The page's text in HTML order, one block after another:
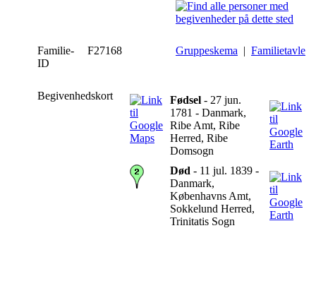
Familie-
ID
F27168 Gruppeskema | Familietavle
Begivenhedskort Fødsel - 27 jun.
1781 - Danmark,
Ribe Amt, Ribe
Herred, Ribe
Domsogn
Død - 11 jul. 1839 -
Danmark,
Københavns Amt,
Sokkelund Herred,
Trinitatis Sogn